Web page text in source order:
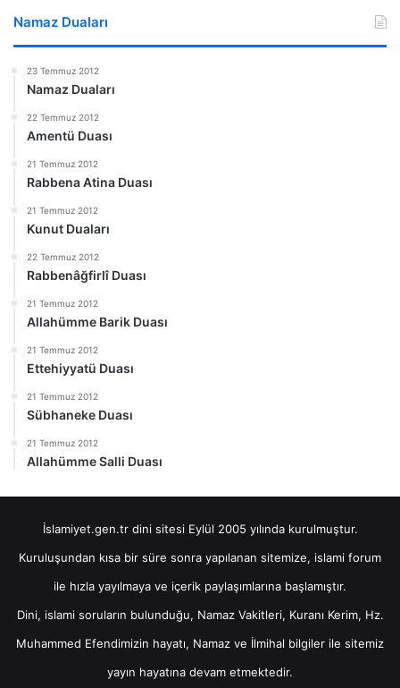
Namaz Duaları
23 Temmuz 2012
Namaz Duaları
22 Temmuz 2012
Amentü Duası
21 Temmuz 2012
Rabbena Atina Duası
21 Temmuz 2012
Kunut Duaları
22 Temmuz 2012
Rabbenâğfirlî Duası
21 Temmuz 2012
Allahümme Barik Duası
21 Temmuz 2012
Ettehiyyatü Duası
21 Temmuz 2012
Sübhaneke Duası
21 Temmuz 2012
Allahümme Salli Duası
İslamiyet.gen.tr dini sitesi Eylül 2005 yılında kurulmuştur.
Kuruluşundan kısa bir süre sonra yapılanan sitemize, islami forum
ile hızla yayılmaya ve içerik paylaşımlarına başlamıştır.
Dini, islami soruların bulunduğu, Namaz Vakitleri, Kuranı Kerim, Hz.
Muhammed Efendimizin hayatı, Namaz ve İlmihal bilgiler ile sitemiz
yayın hayatına devam etmektedir.